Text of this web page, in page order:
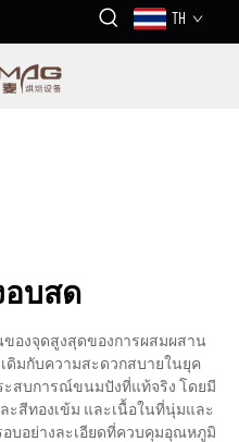
TH
บสด
องจุดสูงสุดของการผสมผสาน
ดิมกับความสะดวกสบายในยุค
สบการณ์ขนมปังที่แท้จริง โดยมี
สีทองเข้ม และเนื้อในที่นุ่มและ
บอย่างละเอียดที่ควบคุมอุณหภูมิ